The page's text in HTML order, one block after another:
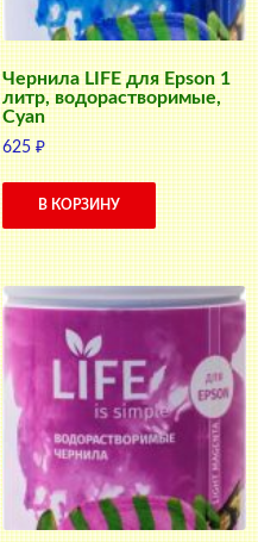
Чернила LIFE для Epson 1
литр, водорастворимые,
Cyan
625₽
В КОРЗИНУ